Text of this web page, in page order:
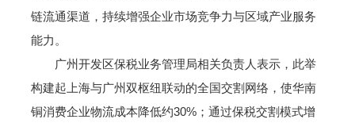
链流通渠道，持续增强企业市场竞争力与区域产业服务
能力。
广州开发区保税业务管理局相关负责人表示，此举
构建起上海与广州双枢纽联动的全国交割网络，使华南
铜消费企业物流成本降低约30%；通过保税交割模式增